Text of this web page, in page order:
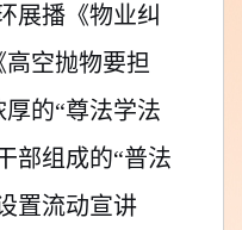
展播《物业纠
空抛物要担
的“尊法学法
部组成的“普法
置流动宣讲